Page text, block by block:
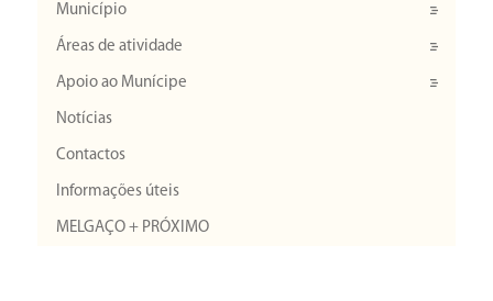
Município
Áreas de atividade
Apoio ao Munícipe
Notícias
Contactos
Informações úteis
MELGAÇO + PRÓXIMO